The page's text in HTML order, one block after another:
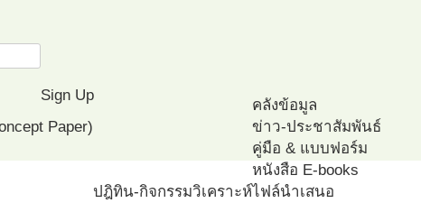
Sign Up
Paper)
ปฎิทิน-กิจกรรมวิเคราะห์
คลังข้อมูล
ข่าว-ประชาสัมพันธ์
คู่มือ & แบบฟอร์ม
หนังสือ E-books
ไฟล์นำเสนอ